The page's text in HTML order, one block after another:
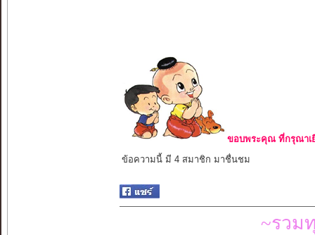
ขอบพระคุณ ที่กรุณาเ
ข้อความนี้ มี 4 สมาชิก มาชื่นชม
~รวม